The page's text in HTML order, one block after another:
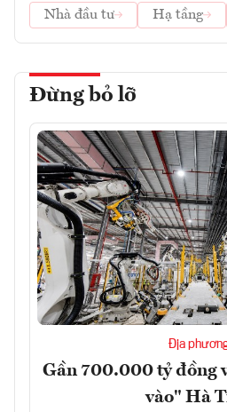
Nhà đầu tư
Hạ tầng
Đừng bỏ lỡ
Địa
Gần 700.000 tỷ đồng
vào" Hà